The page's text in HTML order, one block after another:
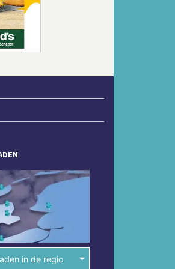
in de regio